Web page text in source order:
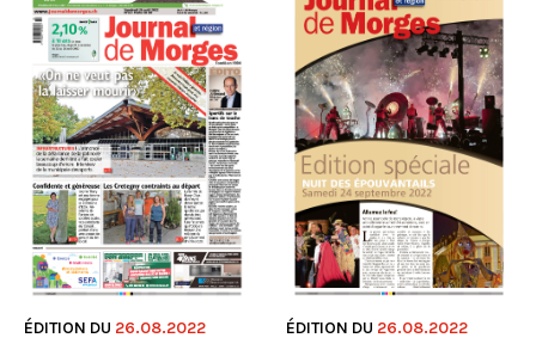
ÉDITION DU 26.08.2022 ÉDITION DU 26.08.2022